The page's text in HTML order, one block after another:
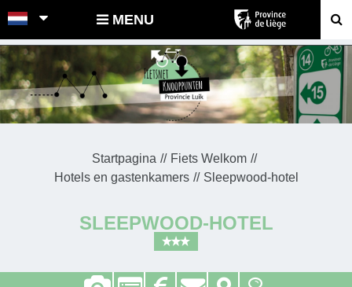
POINTS-NOEUDS MENU
Startpagina
Fiets Welkom
Hotels en gastenkamers
Sleepwood-hotel
SLEEPWOOD-HOTEL